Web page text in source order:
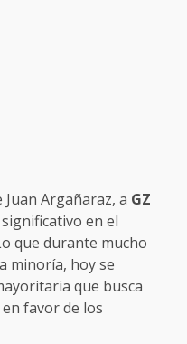
Argañaraz, a GZ
en el
que durante mucho
minoría, hoy se
que busca
favor de los